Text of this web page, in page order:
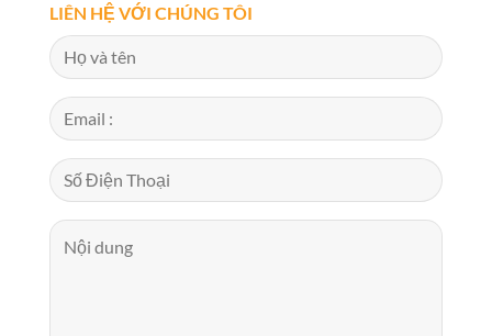
LIÊN HỆ VỚI CHÚNG TÔI